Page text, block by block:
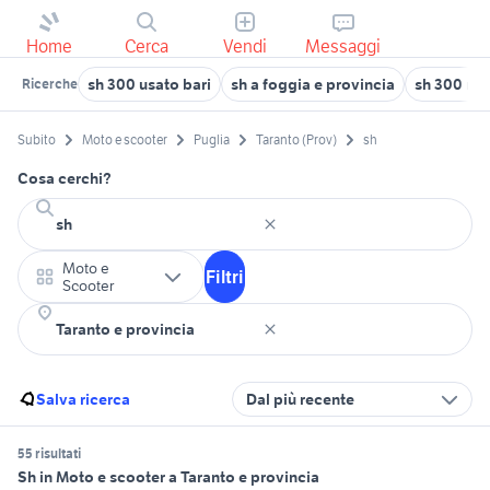
Home Cerca Vendi Messaggi
Ricerche sh 300 usato bari sh a foggia e provincia sh 300
Subito Moto e scooter Puglia Taranto (Prov) sh
Cosa cerchi?
Moto e
Scooter
Filtri
Salva ricerca Dal più recente
55 risultati
Sh in Moto e scooter a Taranto e provincia